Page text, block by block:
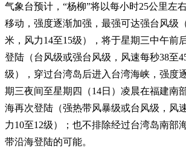
气象台预计，“杨柳”将以每小时25公里左
移动，强度逐渐加强，最强可达强台风级
米，风力14至15级），将于星期三中午前
登陆（台风级或强台风级，风速每秒38至
级），穿过台湾岛后进入台湾海峡，强度
期三夜间至星期四（14日）凌晨在福建南
海再次登陆（强热带风暴级或台风级，风
力10至12级）；也不排除经过台湾岛南部
带沿海登陆的可能。